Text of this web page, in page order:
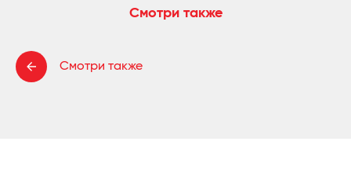
Смотри также
Смотри также